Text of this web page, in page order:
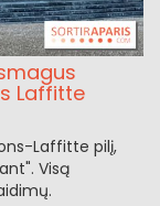
Laffitte
Laffitte pilį,
Visą